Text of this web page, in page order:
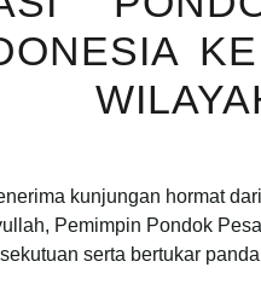
kunjungan hormat
Pemimpin Pondok
serta bertukar